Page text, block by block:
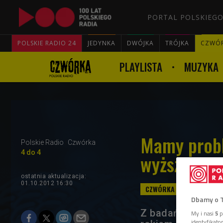
PORTAL
POLSKIE RADIO 24 JEDYNKA DWÓJKA TRÓJKA
PLAYLISTA MUZYKA
Polskie Radio
Czwórka
4 do 4
Mamy
wyższym
ostatnia aktualizacja:
01.10.2012 16:30
Z badań wynika,
Dbamy o
My i nasi 5